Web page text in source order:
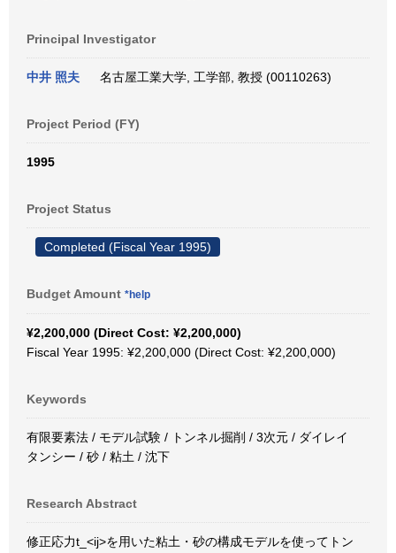
Principal Investigator
中井 照夫 名古屋工業大学, 工学部, 教授 (00110263)
Project Period (FY)
1995
Project Status
Completed (Fiscal Year 1995)
Budget Amount *help
¥2,200,000 (Direct Cost: ¥2,200,000)
Fiscal Year 1995: ¥2,200,000 (Direct Cost: ¥2,200,000)
Keywords
有限要素法 / モデル試験 / トンネル掘削 / 3次元 / ダイレイ
タンシー / 砂 / 粘土 / 沈下
Research Abstract
修正応力t_<ij>を用いた粘土・砂の構成モデルを使ってトン